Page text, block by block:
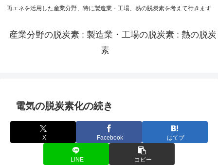
再エネを活用した産業分野、特に製造業・工場、熱の脱炭素を考えて行きます
産業分野の脱炭素 : 製造業・工場の脱炭素 : 熱の脱炭
素
電気の脱炭素化の続き
X Facebook はてブ
LINE コピー